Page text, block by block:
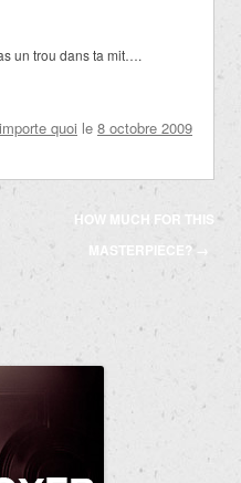
un trou dans ta mit….
quoi le 8 octobre 2009
HOW MUCH FOR THIS
MASTERPIECE?